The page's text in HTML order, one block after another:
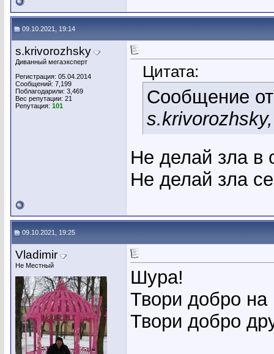
09.10.2021, 19:14
s.krivorozhsky
Диванный мегаэксперт
Регистрация: 05.04.2014
Сообщений: 7,199
Поблагодарили: 3,469
Вес репутации: 21
Репутация: 101
Цитата:
Сообщение
Не делай зла в
Не делай зла
09.10.2021, 19:25
Vladimir
Не Местный
Шура!
Твори добро
Твори добро